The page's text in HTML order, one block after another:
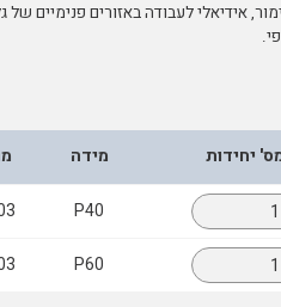
אידיאלי לעבודה באזורים פנימיים של
יחידות מידה
P40
P60